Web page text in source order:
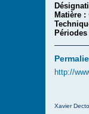
Matière :
http://
Xavier